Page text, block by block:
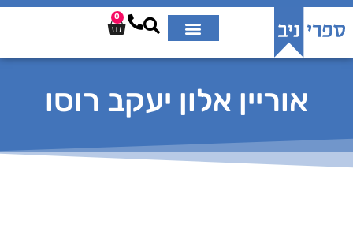
0
אוריין אלון יעקב רוסו